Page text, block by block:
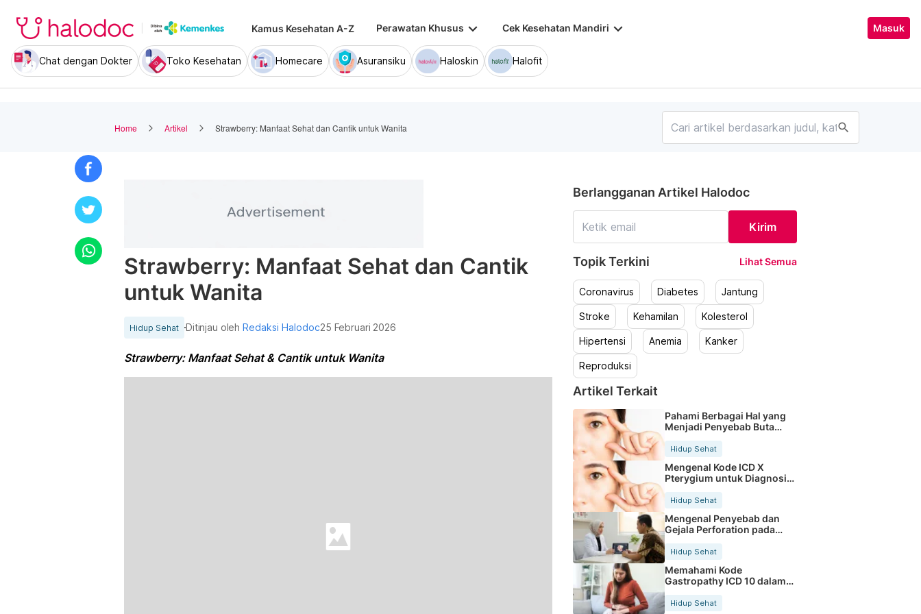
Kamus Kesehatan A-Z Perawatan Khusus keyboard_arrow_down Cek Kesehatan Mandiri keyboard_arrow_down Masuk
Chat dengan Dokter Toko Kesehatan Homecare Asuransiku Haloskin Halofit
Home Artikel Strawberry: Manfaat Sehat dan Cantik untuk Wanita search
Strawberry: Manfaat Sehat dan Cantik
untuk Wanita
Hidup Sehat Ditinjau olehRedaksi Halodoc25 Februari 2026
Strawberry: Manfaat Sehat & Cantik untuk Wanita
Berlangganan Artikel Halodoc
Kirim
Topik Terkini Lihat Semua
Coronavirus Diabetes Jantung
Stroke Kehamilan Kolesterol
Hipertensi Anemia Kanker
Reproduksi
Artikel Terkait
Pahami Berbagai Hal yang
Menjadi Penyebab Buta
Hidup Sehat
Mengenal Kode ICD X
Pterygium untuk Diagnosis
Hidup Sehat
Mengenal Penyebab dan
Gejala Perforation pada
Tubuh
Hidup Sehat
Memahami Kode
Gastropathy ICD 10 dalam
Rekam Medis Pasien
Hidup Sehat